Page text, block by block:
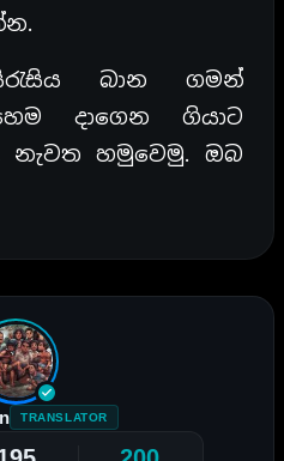
බාන ගමන්
දාගෙන ගියාට
නැවත හමුවෙමු. ඔබ
TRANSLATOR